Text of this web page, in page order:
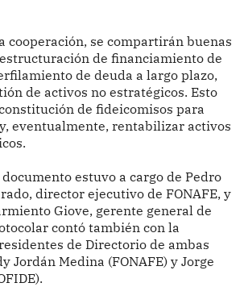
cooperación, se compartirán buenas
de financiamiento de
de deuda a largo plazo,
de activos no estratégicos. Esto
de fideicomisos para
eventualmente, rentabilizar activos
estuvo a cargo de Pedro
director ejecutivo de FONAFE, y
Giove, gerente general de
contó también con la
de Directorio de ambas
Jordán Medina (FONAFE) y Jorge